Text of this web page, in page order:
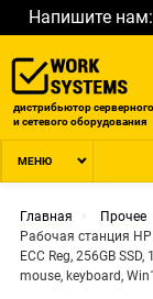
Напишите нам:
дистрибьютор серверного
и сетевого оборудования
МЕНЮ
Главная
Прочее
Рабочая станция HP
ECC Reg, 256GB
mouse, keyboard,